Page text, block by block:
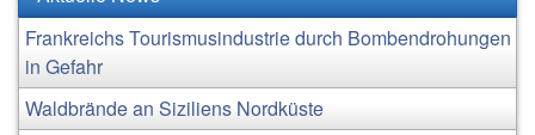
Frankreichs Tourismusindustrie durch Bombendrohungen
in Gefahr
Waldbrände an Siziliens Nordküste